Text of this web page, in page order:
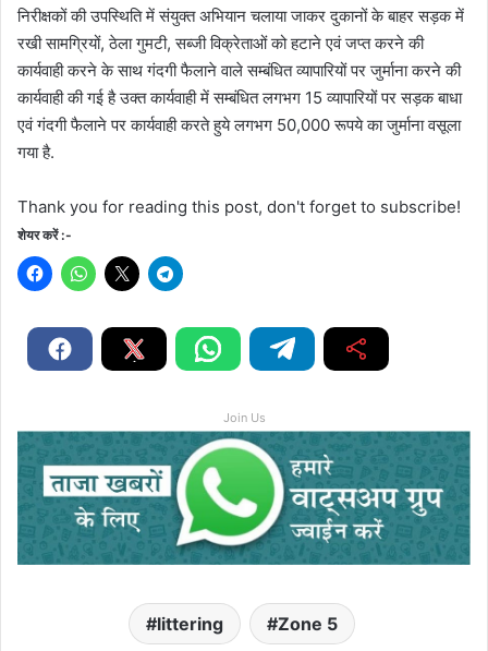
निरीक्षकों की उपस्थिति में संयुक्त अभियान चलाया जाकर दुकानों के बाहर सड़क में
रखी सामग्रियों, ठेला गुमटी, सब्जी विक्रेताओं को हटाने एवं जप्त करने की
कार्यवाही करने के साथ गंदगी फैलाने वाले सम्बंधित व्यापारियों पर जुर्माना करने की
कार्यवाही की गई है उक्त कार्यवाही में सम्बंधित लगभग 15 व्यापारियों पर सड़क बाधा
एवं गंदगी फैलाने पर कार्यवाही करते हुये लगभग 50,000 रूपये का जुर्माना वसूला
गया है.
Thank you for reading this post, don't forget to subscribe!
शेयर करें :-
Join Us
littering Zone 5